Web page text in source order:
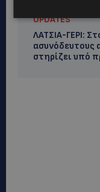
UPDATES
ΛΑΤΣΙΑ-ΓΕΡΙ:
ασυνόδευτους
στηρίζει υπό